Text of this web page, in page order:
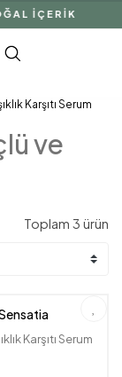
Karşıtı Serum
ve
Toplam 3 ürün
Karşıtı Serum